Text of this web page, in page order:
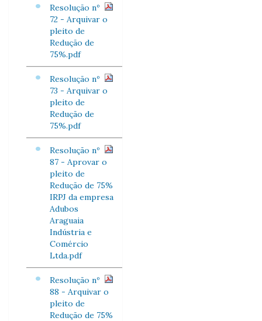
Resolução nº
72 - Arquivar o
pleito de
Redução de
75%.pdf
Resolução nº
73 - Arquivar o
pleito de
Redução de
75%.pdf
Resolução nº
87 - Aprovar o
pleito de
Redução de 75%
IRPJ da empresa
Adubos
Araguaia
Indústria e
Comércio
Ltda.pdf
Resolução nº
88 - Arquivar o
pleito de
Redução de 75%